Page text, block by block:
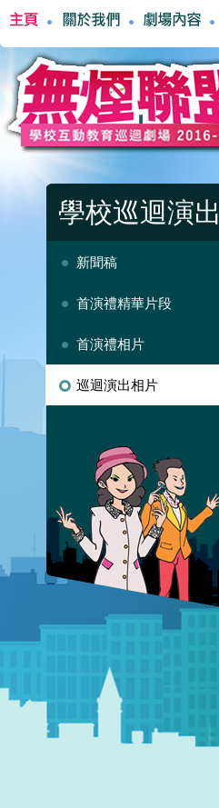
學校巡迴演出
新聞稿
首演禮精華片段
首演禮相片
巡迴演出相片